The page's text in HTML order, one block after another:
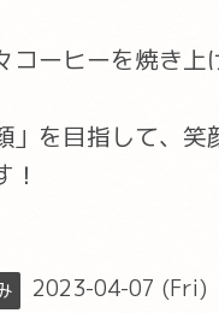
ーヒーを焼き上
を目指して、笑
2023-04-07 (Fri)